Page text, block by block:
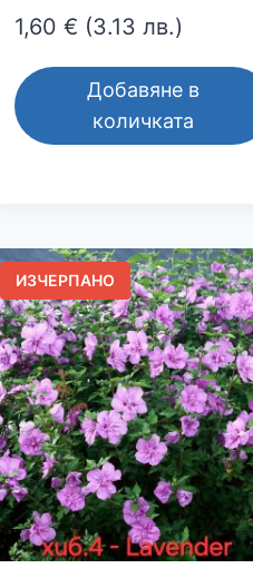
1,60 € (3.13 лв.)
Добавяне в
количката
ИЗЧЕРПАНО